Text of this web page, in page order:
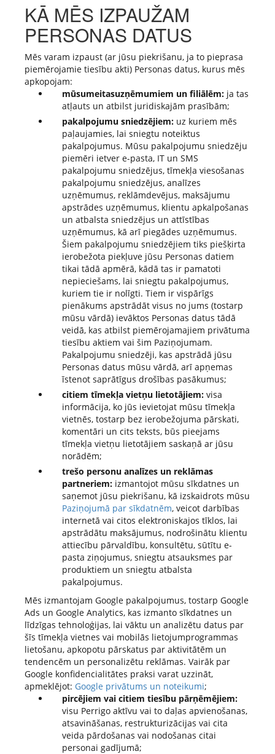
KĀ MĒS IZPAUŽAM
PERSONAS DATUS
Mēs varam izpaust (ar jūsu piekrišanu, ja to pieprasa
piemērojamie tiesību akti) Personas datus, kurus mēs
apkopojam:
mūsumeitasuzņēmumiem un filiālēm: ja tas
atļauts un atbilst juridiskajām prasībām;
pakalpojumu sniedzējiem: uz kuriem mēs
paļaujamies, lai sniegtu noteiktus
pakalpojumus. Mūsu pakalpojumu sniedzēju
piemēri ietver e-pasta, IT un SMS
pakalpojumu sniedzējus, tīmekļa viesošanas
pakalpojumu sniedzējus, analīzes
uzņēmumus, reklāmdevējus, maksājumu
apstrādes uzņēmumus, klientu apkalpošanas
un atbalsta sniedzējus un attīstības
uzņēmumus, kā arī piegādes uzņēmumus.
Šiem pakalpojumu sniedzējiem tiks piešķirta
ierobežota piekļuve jūsu Personas datiem
tikai tādā apmērā, kādā tas ir pamatoti
nepieciešams, lai sniegtu pakalpojumus,
kuriem tie ir nolīgti. Tiem ir vispārīgs
pienākums apstrādāt visus no jums (tostarp
mūsu vārdā) ievāktos Personas datus tādā
veidā, kas atbilst piemērojamajiem privātuma
tiesību aktiem vai šim Paziņojumam.
Pakalpojumu sniedzēji, kas apstrādā jūsu
Personas datus mūsu vārdā, arī apņemas
īstenot saprātīgus drošības pasākumus;
citiem tīmekļa vietņu lietotājiem: visa
informācija, ko jūs ievietojat mūsu tīmekļa
vietnēs, tostarp bez ierobežojuma pārskati,
komentāri un cits teksts, būs pieejams
tīmekļa vietņu lietotājiem saskaņā ar jūsu
norādēm;
trešo personu analīzes un reklāmas
partneriem: izmantojot mūsu sīkdatnes un
saņemot jūsu piekrišanu, kā izskaidrots mūsu
Paziņojumā par sīkdatnēm, veicot darbības
internetā vai citos elektroniskajos tīklos, lai
apstrādātu maksājumus, nodrošinātu klientu
attiecību pārvaldību, konsultētu, sūtītu e-
pasta ziņojumus, sniegtu atsauksmes par
produktiem un sniegtu atbalsta
pakalpojumus.
Mēs izmantojam Google pakalpojumus, tostarp Google
Ads un Google Analytics, kas izmanto sīkdatnes un
līdzīgas tehnoloģijas, lai vāktu un analizētu datus par
šīs tīmekļa vietnes vai mobilās lietojumprogrammas
lietošanu, apkopotu pārskatus par aktivitātēm un
tendencēm un personalizētu reklāmas. Vairāk par
Google konfidencialitātes praksi varat uzzināt,
apmeklējot: Google privātums un noteikumi;
pircējiem vai citiem tiesību pārņēmējiem:
visu Perrigo aktīvu vai to daļas apvienošanas,
atsavināšanas, restrukturizācijas vai cita
veida pārdošanas vai nodošanas citai
personai gadījumā;